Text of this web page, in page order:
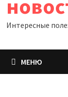
Интересные
МЕНЮ